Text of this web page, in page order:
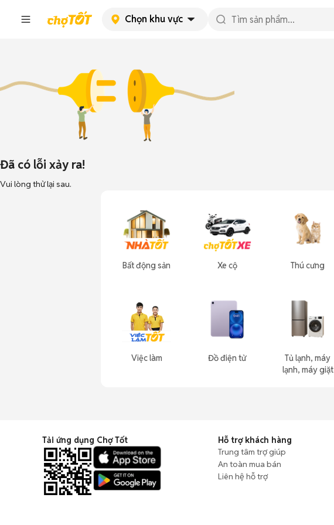
Chọn khu vực
Đã có lỗi xảy ra!
Vui lòng thử lại sau.
Bất động sản
Việc làm
Xe cộ
Đồ điện tử
Thú cưng
Tủ lạnh, máy
lạnh, máy giặt
Tải ứng dụng Chợ Tốt
Hỗ trợ khách hàng
Trung tâm trợ giúp
An toàn mua bán
Liên hệ hỗ trợ